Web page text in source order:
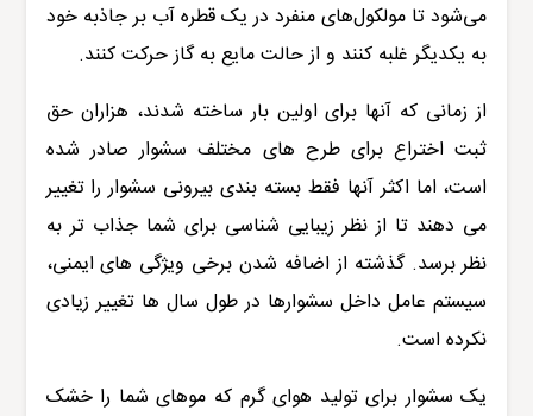
می‌شود تا مولکول‌های منفرد در یک قطره آب بر جاذبه خود
به یکدیگر غلبه کنند و از حالت مایع به گاز حرکت کنند.
از زمانی که آنها برای اولین بار ساخته شدند، هزاران حق
ثبت اختراع برای طرح های مختلف سشوار صادر شده
است، اما اکثر آنها فقط بسته بندی بیرونی سشوار را تغییر
می دهند تا از نظر زیبایی شناسی برای شما جذاب تر به
نظر برسد. گذشته از اضافه شدن برخی ویژگی های ایمنی،
سیستم عامل داخل سشوارها در طول سال ها تغییر زیادی
نکرده است.
یک سشوار برای تولید هوای گرم که موهای شما را خشک